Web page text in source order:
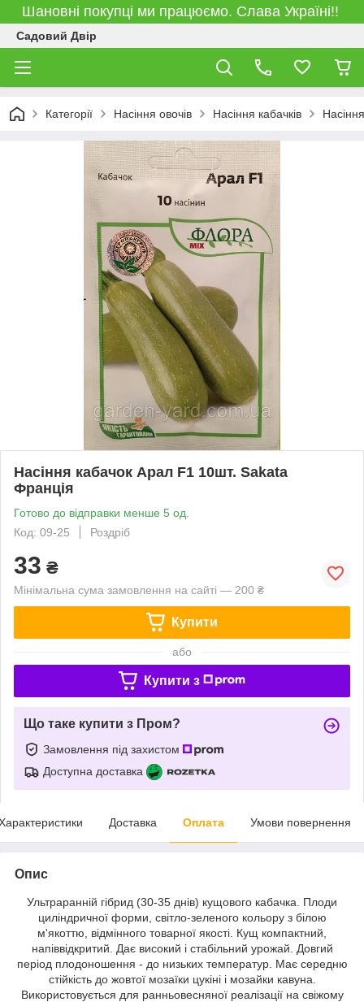
Шановні покупці ми працюємо. Слава Україні!!
Садовий Двір
Категорії Насіння овочів Насіння кабачків
Насіння кабачок Арал F1 10шт. Sakata
Франція
Готово до відправки менше 5 од.
Код: 09-25
Роздріб
33 ₴
Мінімальна сума замовлення на сайті — 200 ₴
Купити
або
Купити з
Що таке купити з Пром?
Замовлення під захистом
Доступна доставка
Доставка Оплата Умови повернення
Опис
Ультраранній гібрид (30-35 днів) кущового кабачка. Плоди
циліндричної форми, світло-зеленого кольору з білою
м'якоттю, відмінного товарної якості. Кущ компактний,
напіввідкритий. Дає високий і стабільний урожай. Довгий
період плодоношення - до низьких температур. Має середню
стійкість до жовтої мозаїки цукіні і мозайки кавуна.
Використовується для ранньовесняної реалізації на свіжому